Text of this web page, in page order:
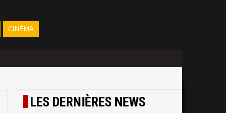
CINÉMA
LES DERNIÈRES NEWS